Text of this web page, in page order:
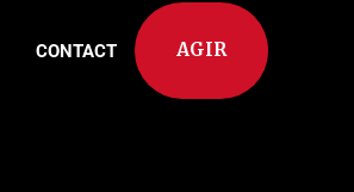
CONTACT AGIR